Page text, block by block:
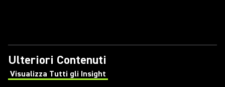
Ulteriori Contenuti
Visualizza Tutti gli Insight
(Opens in a new tab)